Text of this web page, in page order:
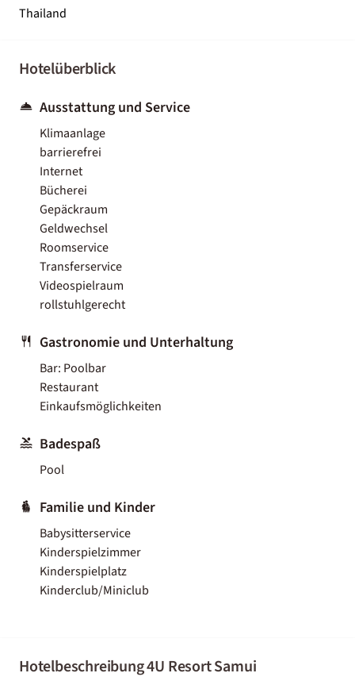
Thailand
Hotelüberblick
Ausstattung und Service
Klimaanlage
barrierefrei
Internet
Bücherei
Gepäckraum
Geldwechsel
Roomservice
Transferservice
Videospielraum
rollstuhlgerecht
Gastronomie und Unterhaltung
Bar: Poolbar
Restaurant
Einkaufsmöglichkeiten
Badespaß
Pool
Familie und Kinder
Babysitterservice
Kinderspielzimmer
Kinderspielplatz
Kinderclub/Miniclub
Hotelbeschreibung 4U Resort Samui